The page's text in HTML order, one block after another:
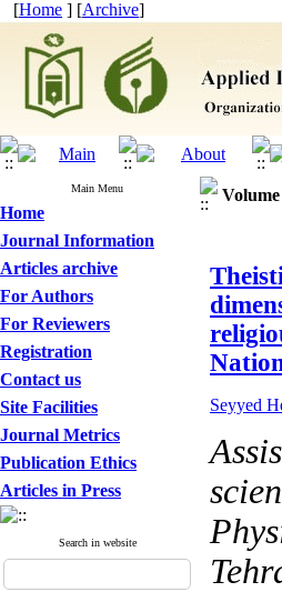
[Home ] [Archive]
Main Menu
Home
Journal Information
Articles archive
For Authors
For Reviewers
Registration
Contact us
Site Facilities
Journal Metrics
Publication Ethics
Articles in Press
Search in website
Volume
Seyyed